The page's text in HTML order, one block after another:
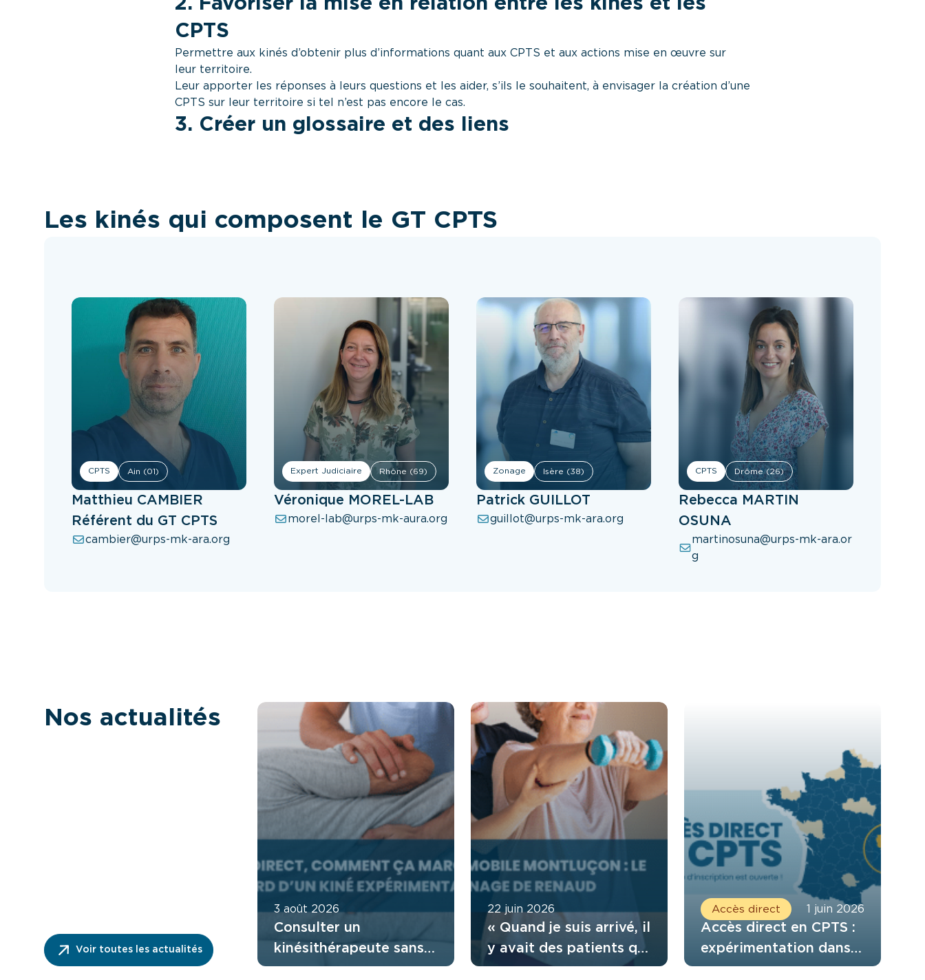
CPTS
Permettre aux kinés d’obtenir plus d’informations quant aux CPTS et aux actions mise en œuvre sur
leur territoire.
Leur apporter les réponses à leurs questions et les aider, s’ils le souhaitent, à envisager la création d’une
CPTS sur leur territoire si tel n’est pas encore le cas.
3. Créer un glossaire et des liens
Les kinés qui composent le GT CPTS
CPTS Ain (01)
Matthieu CAMBIER
Référent du GT CPTS
cambier@urps-mk-ara.org
Expert Judiciaire Rhône (69)
Véronique MOREL-LAB
morel-lab@urps-mk-aura.org
Zonage Isère (38)
Patrick GUILLOT
guillot@urps-mk-ara.org
CPTS Drôme (26)
Rebecca MARTIN
OSUNA
martinosuna@urps-mk-ara.or
g
Nos actualités
Voir toutes les actualités
3 août 2026
Consulter un
kinésithérapeute sans
ordonnance : comment
22 juin 2026
« Quand je suis arrivé, il
y avait des patients qui
attendaient depuis six
Accès direct 1 juin 2026
Accès direct en CPTS :
expérimentation dans
le Rhône et l’Isère